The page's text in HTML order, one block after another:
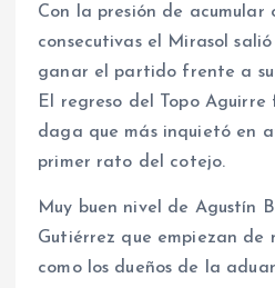
Con la presión de acumular
consecutivas el Mirasol
ganar el partido frente a
El regreso del Topo Aguirre
daga que más inquietó en
primer rato del cotejo.
Muy buen nivel de Agustín
Gutiérrez que empiezan de
como los dueños de la